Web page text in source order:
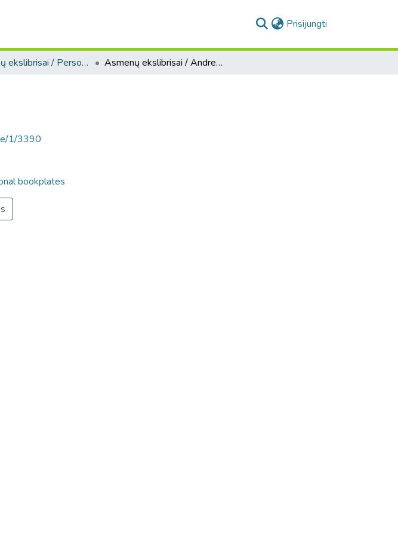
Prisijungti
Asmenų ekslibrisai / Personal bookplates Asmenų ekslibrisai / Andreas Brylka
1/3390
bookplates